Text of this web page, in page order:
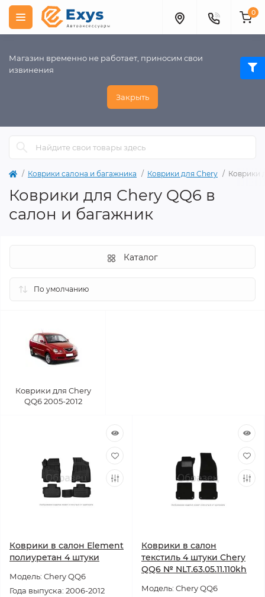
Магазин временно не работает, приносим свои
извинения
Закрыть
0
Коврики салона и багажника Коврики для Chery Коврики
Коврики для Chery QQ6 в
салон и багажник
Каталог
Коврики для Chery
QQ6 2005-2012
Коврики в салон Element
полиуретан 4 штуки
Модель: Chery QQ6
Года выпуска: 2006-2012
Коврики в салон
текстиль 4 штуки Chery
QQ6 № NLT.63.05.11.110kh
Модель: Chery QQ6